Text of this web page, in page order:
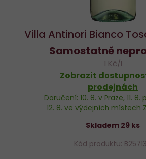
Villa Antinori Bianco
Samostatně
1 Kč/l
Zobrazit
prodejnách
Doručení: 10. 8. v Praze, 11. 8.
12. 8. ve výdejních místech
Skladem 29 ks
Kód produktu: